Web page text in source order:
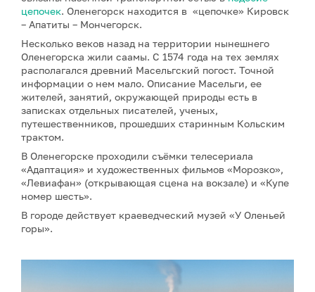
цепочек. Оленегорск находится в «цепочке» Кировск
– Апатиты – Мончегорск.
Несколько веков назад на территории нынешнего
Оленегорска жили саамы. С 1574 года на тех землях
располагался древний Масельгский погост. Точной
информации о нем мало. Описание Масельги, ее
жителей, занятий, окружающей природы есть в
записках отдельных писателей, ученых,
путешественников, прошедших старинным Кольским
трактом.
В Оленегорске проходили съёмки телесериала
«Адаптация» и художественных фильмов «Морозко»,
«Левиафан» (открывающая сцена на вокзале) и «Купе
номер шесть».
В городе действует краеведческий музей «У Оленьей
горы».